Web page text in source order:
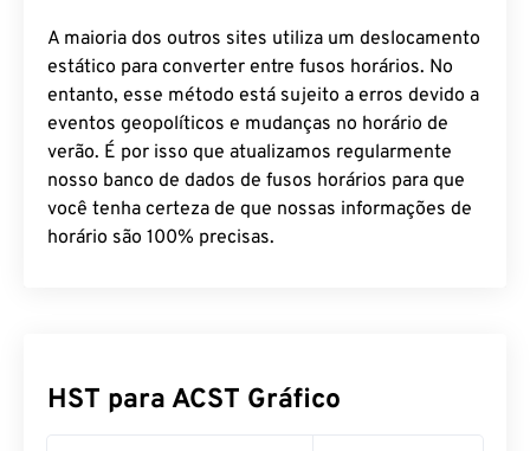
A maioria dos outros sites utiliza um deslocamento
estático para converter entre fusos horários. No
entanto, esse método está sujeito a erros devido a
eventos geopolíticos e mudanças no horário de
verão. É por isso que atualizamos regularmente
nosso banco de dados de fusos horários para que
você tenha certeza de que nossas informações de
horário são 100% precisas.
HST para ACST Gráfico